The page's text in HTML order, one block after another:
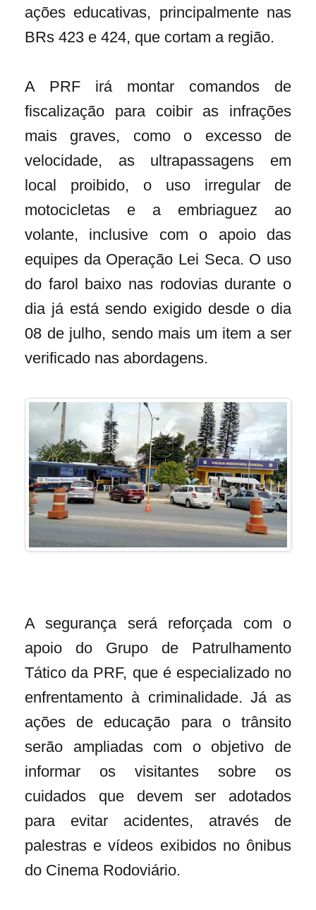
ações educativas, principalmente nas
BRs 423 e 424, que cortam a região.
A PRF irá montar comandos de
fiscalização para coibir as infrações
mais graves, como o excesso de
velocidade, as ultrapassagens em
local proibido, o uso irregular de
motocicletas e a embriaguez ao
volante, inclusive com o apoio das
equipes da Operação Lei Seca. O uso
do farol baixo nas rodovias durante o
dia já está sendo exigido desde o dia
08 de julho, sendo mais um item a ser
verificado nas abordagens.
A segurança será reforçada com o
apoio do Grupo de Patrulhamento
Tático da PRF, que é especializado no
enfrentamento à criminalidade. Já as
ações de educação para o trânsito
serão ampliadas com o objetivo de
informar os visitantes sobre os
cuidados que devem ser adotados
para evitar acidentes, através de
palestras e vídeos exibidos no ônibus
do Cinema Rodoviário.